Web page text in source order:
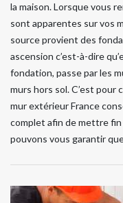
la maison. Lorsque vous
sont apparentes sur vos
source provient des
ascension c’est-à-dire
fondation, passe par les
murs hors sol. C’est
mur extérieur France
complet afin de mettre fin
pouvons vous garantir